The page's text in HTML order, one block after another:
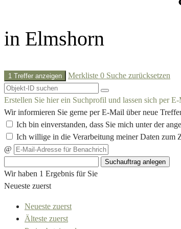
in Elmshorn
1 Treffer anzeigen Merkliste 0 Suche zurücksetzen
Erstellen Sie hier ein Suchprofil und lassen sich per
Wir informieren Sie gerne per E-Mail über neue
Ich bin einverstanden, dass Sie mich unter der
Ich willige in die Verarbeitung meiner Daten zum
@
Suchauftrag anlegen
Wir haben 1 Ergebnis für Sie
Neueste zuerst
Neueste zuerst
Älteste zuerst